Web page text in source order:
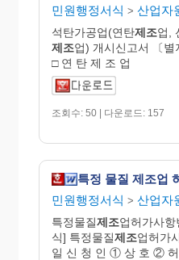
민원행정서식 > 산업자
석탄가공업(연탄제조업,
제조업) 개시신고서 〔
□ 연 탄 제 조 업
조회수: 50 | 다운로드: 157
특정 물질 제조업
민원행정서식 > 산업자
특정물질제조업허가사
식] 특정물질제조업허가
일 신 청 인 ① 상 호 ②